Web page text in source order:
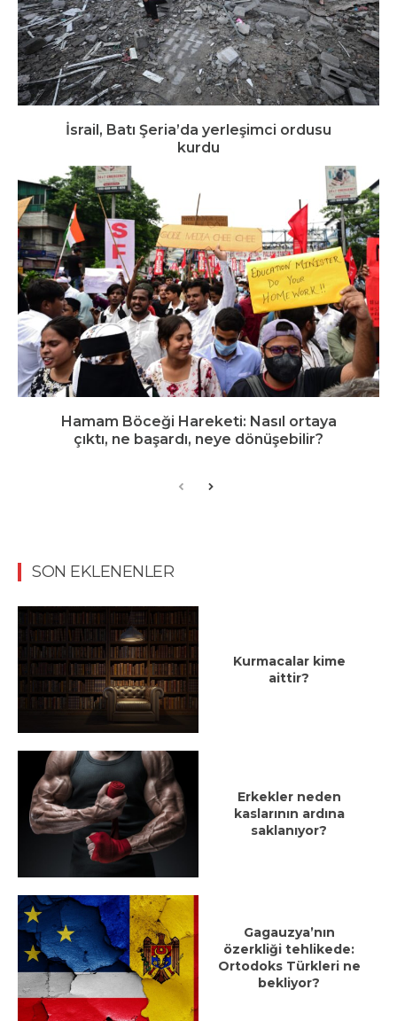
İsrail, Batı Şeria’da yerleşimci ordusu
kurdu
Hamam Böceği Hareketi: Nasıl ortaya
çıktı, ne başardı, neye dönüşebilir?
SON EKLENENLER
Kurmacalar kime
aittir?
Erkekler neden
kaslarının ardına
saklanıyor?
Gagauzya’nın
özerkliği tehlikede:
Ortodoks Türkleri ne
bekliyor?